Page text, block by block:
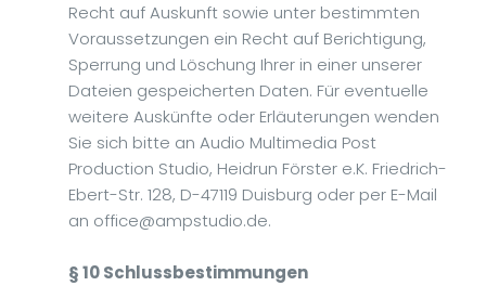
Recht auf Auskunft sowie unter bestimmten
Voraussetzungen ein Recht auf Berichtigung,
Sperrung und Löschung Ihrer in einer unserer
Dateien gespeicherten Daten. Für eventuelle
weitere Auskünfte oder Erläuterungen wenden
Sie sich bitte an Audio Multimedia Post
Production Studio, Heidrun Förster e.K. Friedrich-
Ebert-Str. 128, D-47119 Duisburg oder per E-Mail
an office@ampstudio.de.
§ 10 Schlussbestimmungen